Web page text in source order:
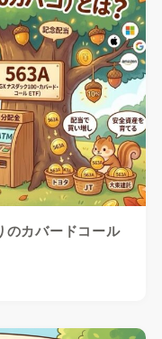
のカバードコール